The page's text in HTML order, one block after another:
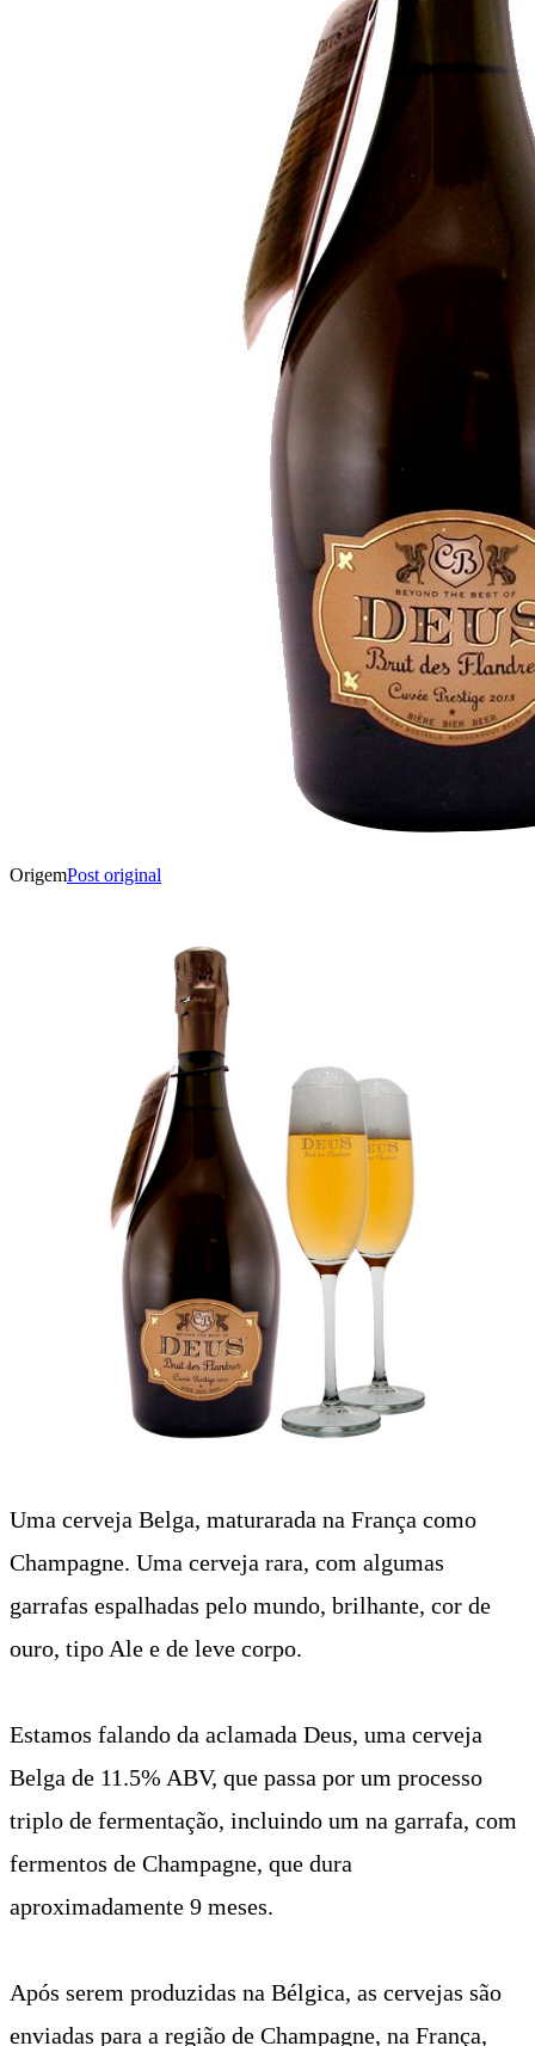
OrigemPost original
Uma cerveja Belga, maturarada na França como
Champagne. Uma cerveja rara, com algumas
garrafas espalhadas pelo mundo, brilhante, cor de
ouro, tipo Ale e de leve corpo.
Estamos falando da aclamada Deus, uma cerveja
Belga de 11.5% ABV, que passa por um processo
triplo de fermentação, incluindo um na garrafa, com
fermentos de Champagne, que dura
aproximadamente 9 meses.
Após serem produzidas na Bélgica, as cervejas são
enviadas para a região de Champagne, na França,